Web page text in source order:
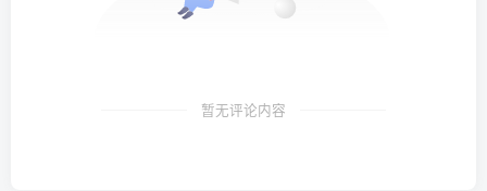
暂无评论内容